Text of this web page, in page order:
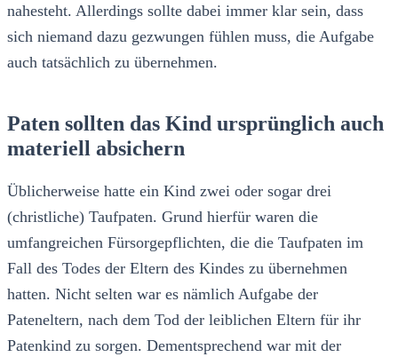
nahesteht. Allerdings sollte dabei immer klar sein, dass
sich niemand dazu gezwungen fühlen muss, die Aufgabe
auch tatsächlich zu übernehmen.
Paten sollten das Kind ursprünglich auch
materiell absichern
Üblicherweise hatte ein Kind zwei oder sogar drei
(christliche) Taufpaten. Grund hierfür waren die
umfangreichen Fürsorgepflichten, die die Taufpaten im
Fall des Todes der Eltern des Kindes zu übernehmen
hatten. Nicht selten war es nämlich Aufgabe der
Pateneltern, nach dem Tod der leiblichen Eltern für ihr
Patenkind zu sorgen. Dementsprechend war mit der